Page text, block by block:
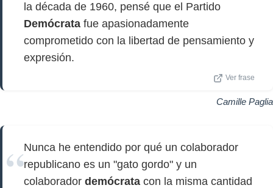
la década de 1960, pensé que el Partido
Demócrata fue apasionadamente
comprometido con la libertad de pensamiento y
expresión.
Ver frase
Camille Paglia
Nunca he entendido por qué un colaborador
republicano es un "gato gordo" y un
colaborador demócrata con la misma cantidad